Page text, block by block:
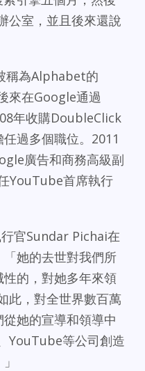
公室，並且後來還說
稱為Alphabet的
來在Google通過
年收購DoubleClick
過多個職位。2011
廣告和商務高級副
YouTube首席執行
官Sundar Pichai在
她的去世對我們所
的，對她多年來領
此，對全世界數百萬
她的宣導和領導中
YouTube等公司創造